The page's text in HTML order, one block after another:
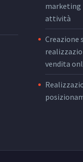
marketing
attività
Creazione
vendita